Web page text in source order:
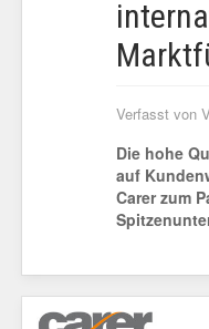
Verfasst von
Die hohe
auf
Carer zum